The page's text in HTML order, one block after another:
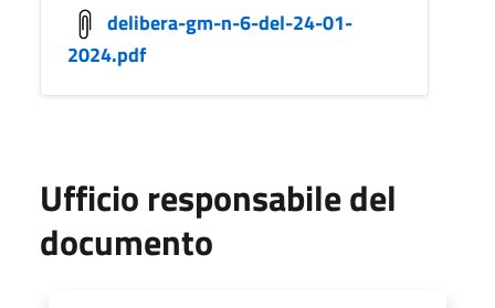
delibera-gm-n-6-del-24-01-
2024.pdf
Ufficio responsabile del
documento